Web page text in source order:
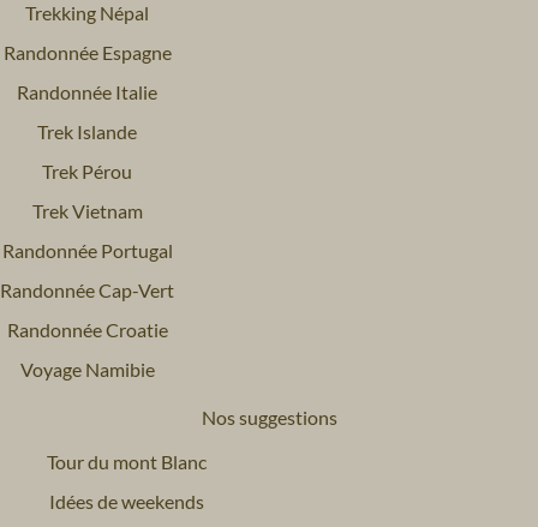
Trekking Népal
Randonnée Espagne
Randonnée Italie
Trek Islande
Trek Pérou
Trek Vietnam
Randonnée Portugal
Randonnée Cap-Vert
Randonnée Croatie
Voyage Namibie
Nos suggestions
Tour du mont Blanc
Idées de weekends